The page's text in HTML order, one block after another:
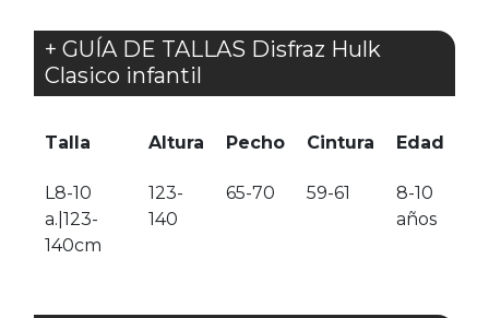
+ GUÍA DE TALLAS Disfraz Hulk
Clasico infantil
Talla Altura Pecho Cintura Edad
L8-10
a.|123-
140cm
123-
140
65-70 59-61
8-10
años